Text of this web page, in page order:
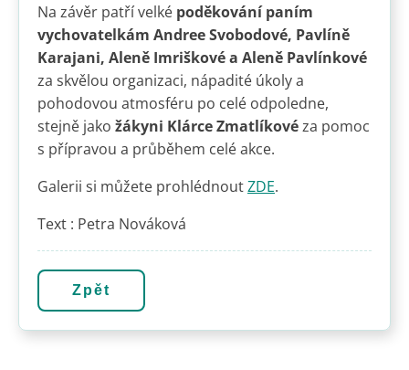
Na závěr patří velké poděkování paním
vychovatelkám Andree Svobodové, Pavlíně
Karajani, Aleně Imriškové a Aleně Pavlínkové
za skvělou organizaci, nápadité úkoly a
pohodovou atmosféru po celé odpoledne,
stejně jako žákyni Klárce Zmatlíkovéza pomoc
s přípravou a průběhem celé akce.
Galerii si můžete prohlédnoutZDE.
Text : Petra Nováková
Zpět